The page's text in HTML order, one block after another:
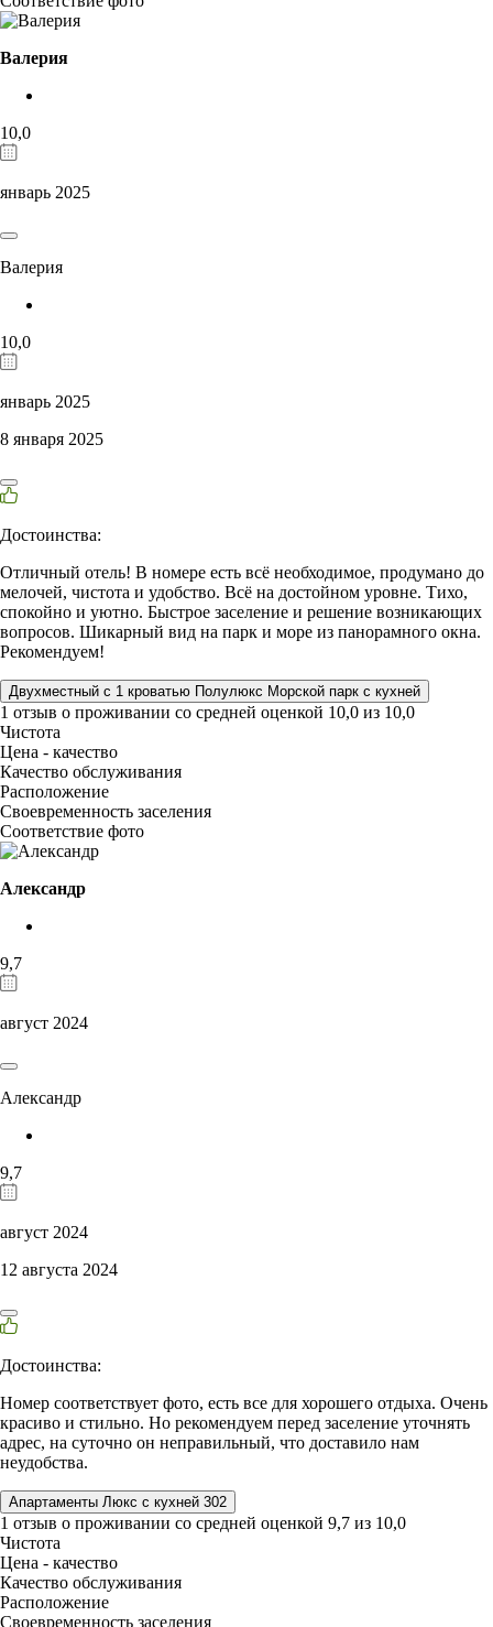
Валерия
10,0
январь 2025
Валерия
10,0
январь 2025
8 января 2025
Достоинства:
Отличный отель! В номере есть всё необходимое, продумано до
мелочей, чистота и удобство. Всё на достойном уровне. Тихо,
спокойно и уютно. Быстрое заселение и решение возникающих
вопросов. Шикарный вид на парк и море из панорамного окна.
Рекомендуем!
Двухместный с 1 кроватью Полулюкс Морской парк с кухней
1 отзыв о проживании со средней оценкой 10,0 из 10,0
Чистота
Цена - качество
Качество обслуживания
Расположение
Своевременность заселения
Соответствие фото
Александр
9,7
август 2024
Александр
9,7
август 2024
12 августа 2024
Достоинства:
Номер соответствует фото, есть все для хорошего отдыха. Очень
красиво и стильно. Но рекомендуем перед заселение уточнять
адрес, на суточно он неправильный, что доставило нам
неудобства.
Апартаменты Люкс с кухней 302
1 отзыв о проживании со средней оценкой 9,7 из 10,0
Чистота
Цена - качество
Качество обслуживания
Расположение
Своевременность заселения